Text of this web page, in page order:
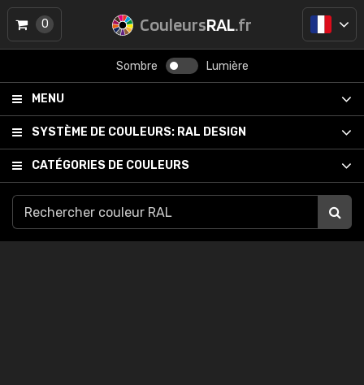
CouleursRAL.fr
Sombre Lumière
MENU
SYSTÈME DE COULEURS: RAL DESIGN
CATÉGORIES DE COULEURS
0